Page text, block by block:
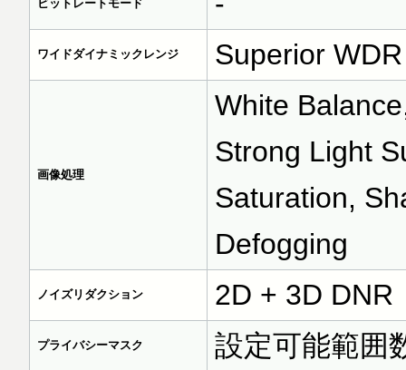
ビットレートモード
ワイドダイナミックレンジ Superior
画像処理
White
Strong Light
Saturation,
Defogging
ノイズリダクション 2D + 3D DNR
プライバシーマスク 設定可能範囲